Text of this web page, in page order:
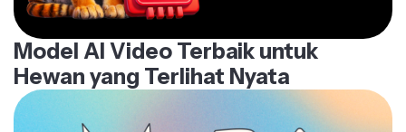
Model AI Video Terbaik untuk
Hewan yang Terlihat Nyata